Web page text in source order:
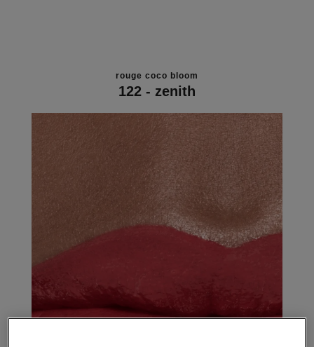
rouge coco bloom
122 - zenith